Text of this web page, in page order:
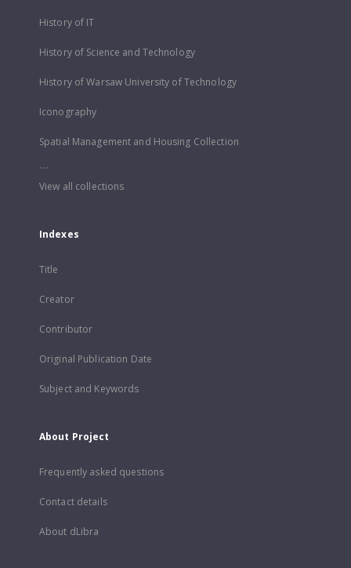
History of IT
History of Science and Technology
History of Warsaw University of Technology
Iconography
Spatial Management and Housing Collection
...
View all collections
Indexes
Title
Creator
Contributor
Original Publication Date
Subject and Keywords
About Project
Frequently asked questions
Contact details
About dLibra